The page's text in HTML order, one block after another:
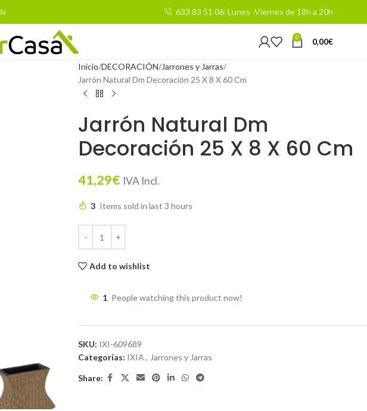
633 83 51 06 Lunes -Viernes de 18h a 20h
0 0,00€
Inicio DECORACIÓN Jarrones y Jarras
Jarrón Natural Dm Decoración 25 X 8 X 60 Cm
Jarrón Natural Dm
Decoración 25 X 8 X 60 Cm
41,29€ IVA Incl.
3 Items sold in last 3 hours
Add to wishlist
1 People watching this product now!
SKU: IXI-609689
Categorías: IXIA, Jarrones y Jarras
Share: